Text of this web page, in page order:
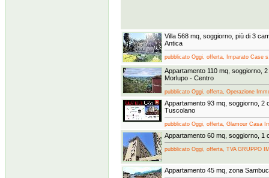
Villa 568 mq, soggiorno, più di 3
Antica
pubblicato Oggi, offerta, Imparato Case
Appartamento 110 mq, soggiorno,
Morlupo - Centro
pubblicato Oggi, offerta, Operazione
Appartamento 93 mq, soggiorno, 2
Tuscolano
pubblicato Oggi, offerta, Glamour Casa
Appartamento 60 mq, soggiorno, 1
pubblicato Oggi, offerta, TVA GRUPPO
Appartamento 45 mq, zona